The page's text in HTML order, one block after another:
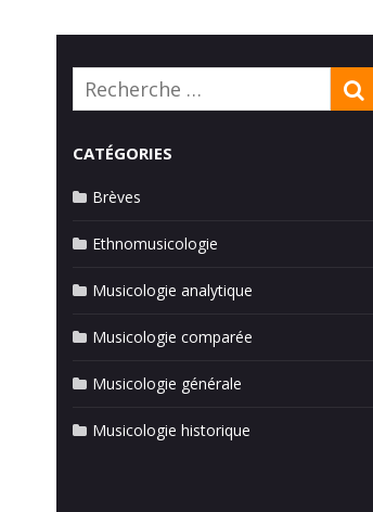
Rechercher:
CATÉGORIES
Brèves
Ethnomusicologie
Musicologie analytique
Musicologie comparée
Musicologie générale
Musicologie historique